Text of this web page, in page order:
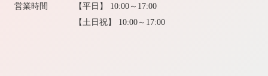
営業時間
【平日】 10:00～17:00
【土日祝】 10:00～17:00